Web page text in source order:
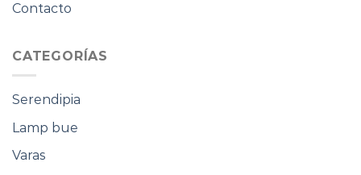
Contacto
CATEGORÍAS
Serendipia
Lamp bue
Varas